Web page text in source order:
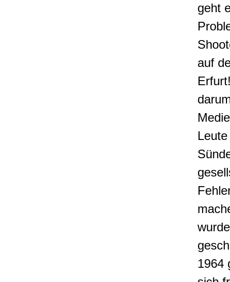
geht
auf
1964